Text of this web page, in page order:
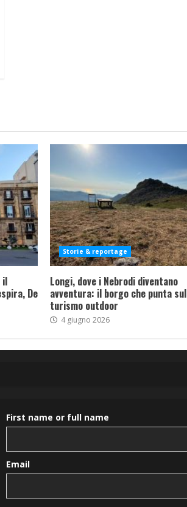
il
De
Storie & reportage
Longi, dove i Nebrodi diventano
avventura: il borgo che punta sul
turismo outdoor
4 giugno 2026
First name or full name
Email